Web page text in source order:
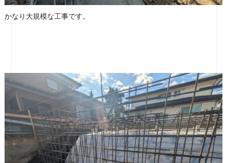
かなり大規模な工事です。